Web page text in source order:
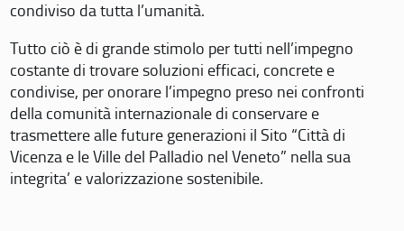
condiviso da tutta l’umanità.
Tutto ciò è di grande stimolo per tutti nell’impegno
costante di trovare soluzioni efficaci, concrete e
condivise, per onorare l’impegno preso nei confronti
della comunità internazionale di conservare e
trasmettere alle future generazioni il Sito “Città di
Vicenza e le Ville del Palladio nel Veneto” nella sua
integrita’ e valorizzazione sostenibile.